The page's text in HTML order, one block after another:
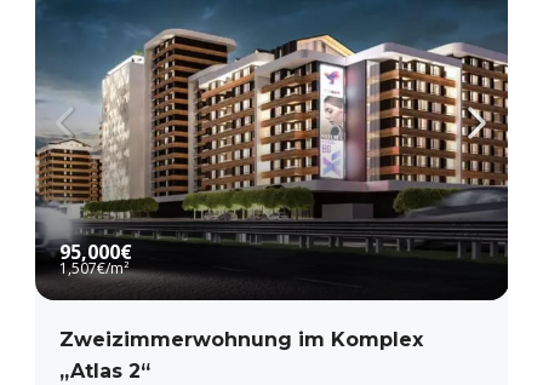
95,000€
1,507€/m²
Zweizimmerwohnung im Komplex
„Atlas 2“